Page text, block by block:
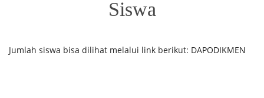
Siswa
Jumlah siswa bisa dilihat melalui link berikut: DAPODIKMEN